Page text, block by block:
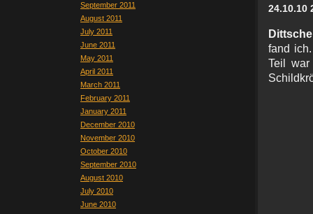
September 2011
August 2011
July 2011
June 2011
May 2011
April 2011
March 2011
February 2011
January 2011
December 2010
November 2010
October 2010
September 2010
August 2010
July 2010
June 2010
24.10.10
Dittsche
fand
Teil war